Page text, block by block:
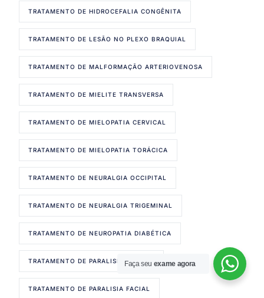
TRATAMENTO DE HIDROCEFALIA CONGÊNITA
TRATAMENTO DE LESÃO NO PLEXO BRAQUIAL
TRATAMENTO DE MALFORMAÇÃO ARTERIOVENOSA
TRATAMENTO DE MIELITE TRANSVERSA
TRATAMENTO DE MIELOPATIA CERVICAL
TRATAMENTO DE MIELOPATIA TORÁCICA
TRATAMENTO DE NEURALGIA OCCIPITAL
TRATAMENTO DE NEURALGIA TRIGEMINAL
TRATAMENTO DE NEUROPATIA DIABÉTICA
TRATAMENTO DE PARALISIA DE BELL
TRATAMENTO DE PARALISIA FACIAL
Agendar Consulta!
Faça seu exame agora